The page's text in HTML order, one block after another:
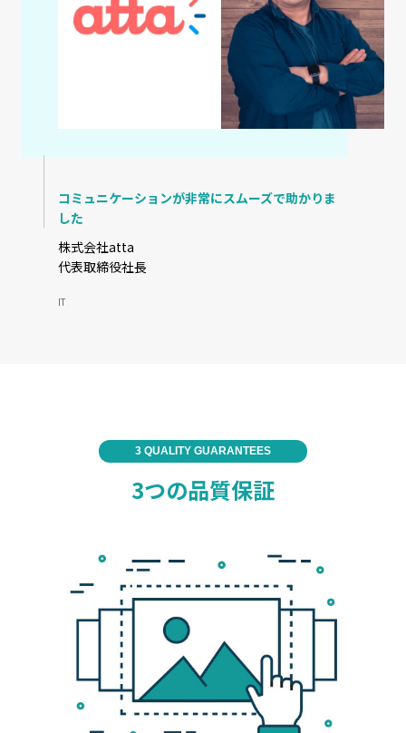
コミュニケーションが非常にスムーズで助かりま
した
株式会社atta
代表取締役社長
IT
3 QUALITY GUARANTEES
3つの品質保証